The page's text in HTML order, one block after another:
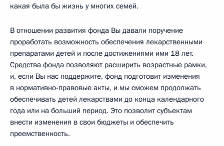
какая была бы жизнь у многих семей.
В отношении развития фонда Вы давали поручение
проработать возможность обеспечения лекарственными
препаратами детей и после достижениями ими 18 лет.
Средства фонда позволяют расширить возрастные рамки,
и, если Вы нас поддержите, фонд подготовит изменения
в нормативно-правовые акты, и мы сможем продолжать
обеспечивать детей лекарствами до конца календарного
года или на больший период. Это позволит субъектам
внести изменения в свои бюджеты и обеспечить
преемственность.